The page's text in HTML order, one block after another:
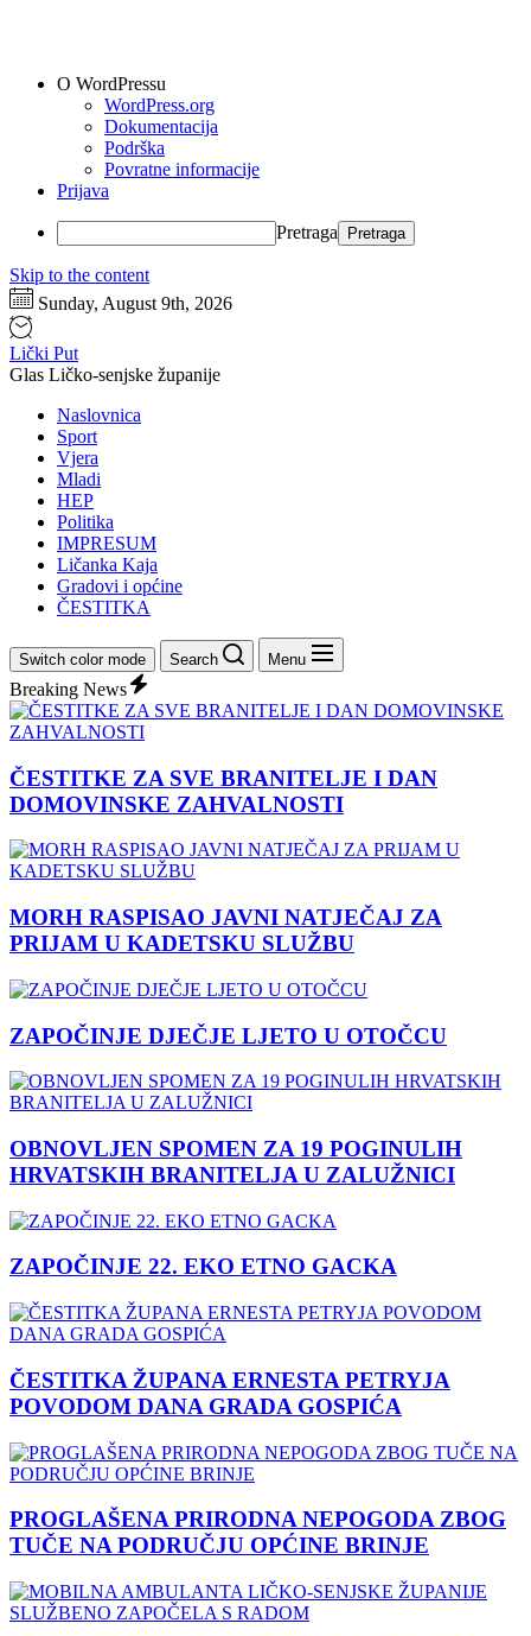
O WordPressu
WordPress.org
Dokumentacija
Podrška
Povratne informacije
Prijava
Pretraga
Skip to the content
Sunday, August 9th, 2026
Lički Put
Glas Ličko-senjske županije
Naslovnica
Sport
Vjera
Mladi
HEP
Politika
IMPRESUM
Ličanka Kaja
Gradovi i općine
ČESTITKA
Switch color mode Search Menu
Breaking News
ČESTITKE ZA SVE BRANITELJE I DAN
DOMOVINSKE ZAHVALNOSTI
MORH RASPISAO JAVNI NATJEČAJ ZA
PRIJAM U KADETSKU SLUŽBU
ZAPOČINJE DJEČJE LJETO U OTOČCU
OBNOVLJEN SPOMEN ZA 19 POGINULIH
HRVATSKIH BRANITELJA U ZALUŽNICI
ZAPOČINJE 22. EKO ETNO GACKA
ČESTITKA ŽUPANA ERNESTA PETRYJA
POVODOM DANA GRADA GOSPIĆA
PROGLAŠENA PRIRODNA NEPOGODA ZBOG
TUČE NA PODRUČJU OPĆINE BRINJE